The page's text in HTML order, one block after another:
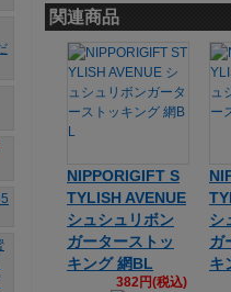
関連商品
NIPPORIGIFT S
TYLISH AVENUE
シュシュリボン
ガーターストッ
キング 網BL
382円(税込)
シ
ガ
キ